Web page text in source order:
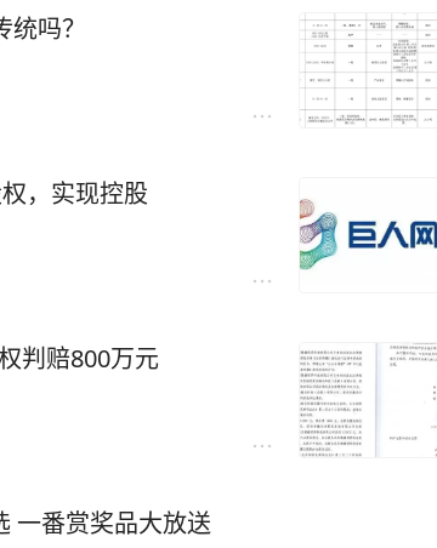
吗？
，实现控股
判赔800万元
一番赏奖品大放送